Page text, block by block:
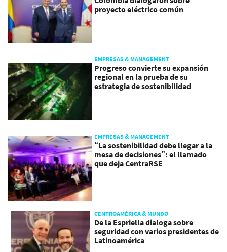
proyecto eléctrico común
EMPRESAS & MANAGEMENT
Progreso convierte su expansión
regional en la prueba de su
estrategia de sostenibilidad
EMPRESAS & MANAGEMENT
“La sostenibilidad debe llegar a la
mesa de decisiones”: el llamado
que deja CentraRSE
CENTROAMÉRICA & MUNDO
De la Espriella dialoga sobre
seguridad con varios presidentes de
Latinoamérica